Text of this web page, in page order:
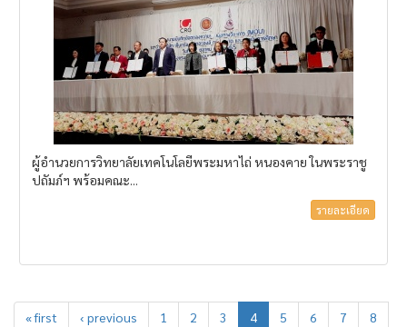
ผู้อำนวยการวิทยาลัยเทคโนโลยีพระมหาไถ่ หนองคาย ในพระราชู
ปถัมภ์ฯ พร้อมคณะ...
รายละเอียด
« first ‹ previous 1 2 3 4 5 6 7
8